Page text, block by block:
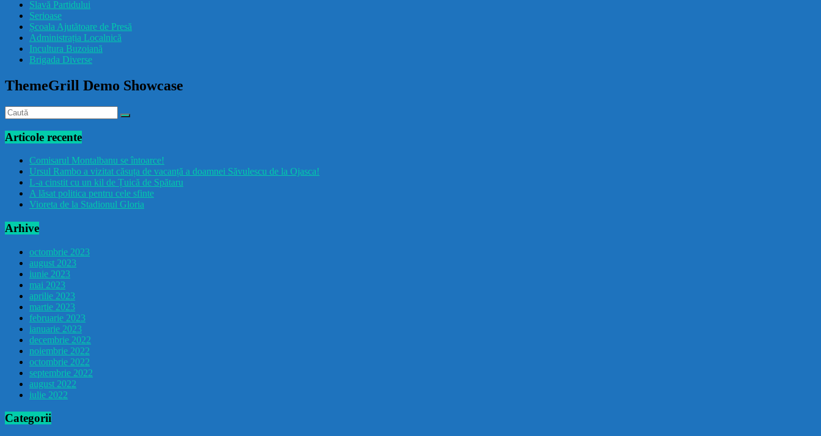
Slavă Partidului
Serioase
Școala Ajutătoare de Presă
Administrația Localnică
Incultura Buzoiană
Brigada Diverse
ThemeGrill Demo Showcase
Articole recente
Comisarul Montalbanu se întoarce!
Ursul Rambo a vizitat căsuța de vacanță a doamnei Săvulescu de la Ojasca!
L-a cinstit cu un kil de Țuică de Spătaru
A lăsat politica pentru cele sfinte
Vioreta de la Stadionul Gloria
Arhive
octombrie 2023
august 2023
iunie 2023
mai 2023
aprilie 2023
martie 2023
februarie 2023
ianuarie 2023
decembrie 2022
noiembrie 2022
octombrie 2022
septembrie 2022
august 2022
iulie 2022
Categorii